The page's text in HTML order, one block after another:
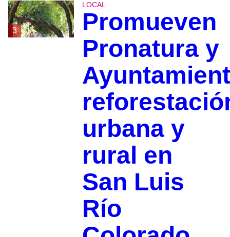
3
LOCAL
Promueven
Pronatura y
urbana y
rural en
San Luis
Río